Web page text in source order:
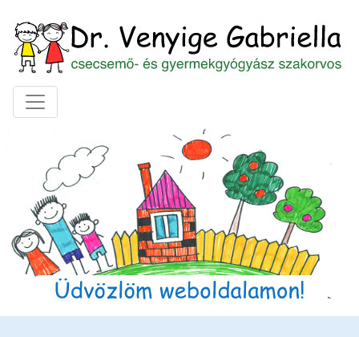
Toggle navigation